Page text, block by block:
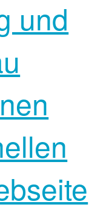
und